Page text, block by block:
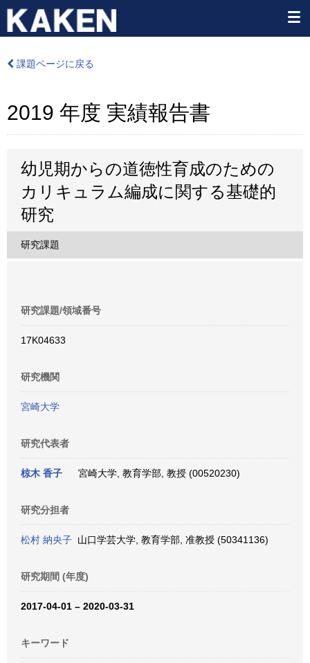
課題ページに戻る
2019 年度 実績報告書
幼児期からの道徳性育成のための
カリキュラム編成に関する基礎的
研究
研究課題
研究課題/領域番号
17K04633
研究機関
宮崎大学
研究代表者
椋木 香子 宮崎大学, 教育学部, 教授 (00520230)
研究分担者
松村 納央子 山口学芸大学, 教育学部, 准教授 (50341136)
研究期間 (年度)
2017-04-01 – 2020-03-31
キーワード